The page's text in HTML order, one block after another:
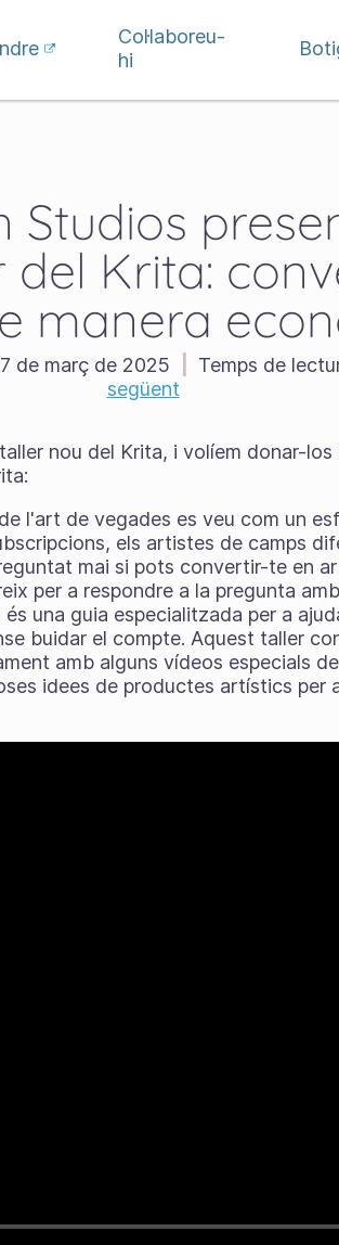
Col·laboreu-
hi
Studios
Krita:
manera
de març de 2025 Temps de
següent
nou del Krita, i volíem donar-
l'art de vegades es veu com un
els artistes de camps
mai si pots convertir-te en
per a respondre a la pregunta
una guia especialitzada per a
buidar el compte. Aquest taller
amb alguns vídeos especials
idees de productes artístics per